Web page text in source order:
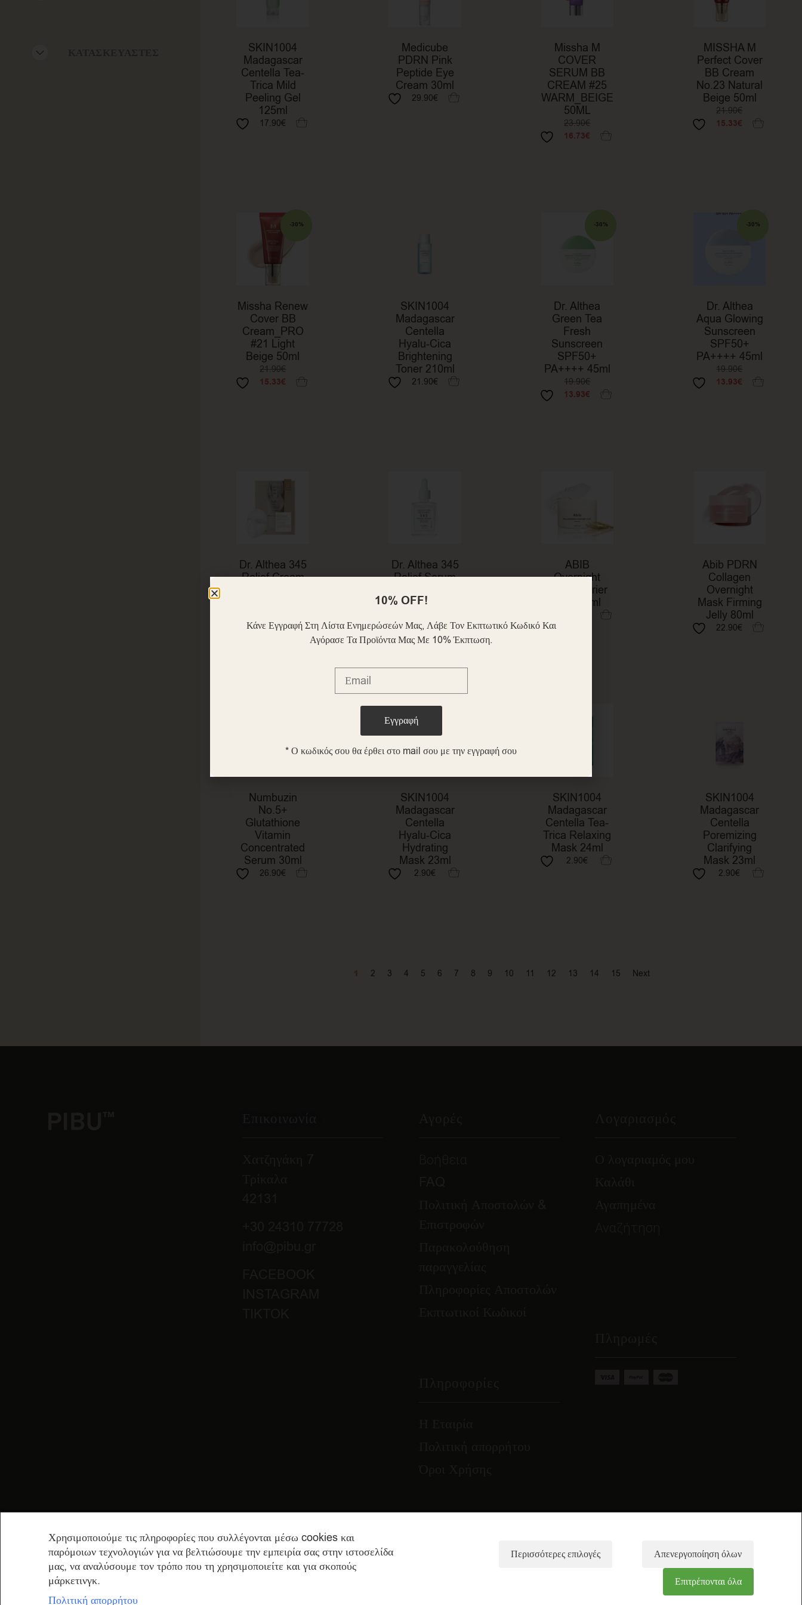
SKIN1004
Madagascar
Centella Tea-
Trica Mild
Peeling Gel
125ml
17.90€
Medicube
PDRN Pink
Peptide Eye
Cream 30ml
29.90€
Missha M
COVER
SERUM BB
CREAM #25
WARM_BEIGE
50ML
23.90€
16.73€
MISSHA M
Perfect Cover
BB Cream
No.23 Natural
Beige 50ml
21.90€
15.33€
SALE
-30%
Missha Renew
Cover BB
Cream_PRO
#21 Light
Beige 50ml
21.90€
15.33€
SKIN1004
Madagascar
Centella
Hyalu-Cica
Brightening
Toner 210ml
21.90€
SALE
-30%
Dr. Althea
Green Tea
Fresh
Sunscreen
SPF50+
PA++++ 45ml
19.90€
13.93€
SALE
-30%
Dr. Althea
Aqua Glowing
Sunscreen
SPF50+
PA++++ 45ml
19.90€
13.93€
Dr. Althea 345
Relief Cream
Dr. Althea 345
Relief Serum
21.90
ABIB
Overnight
Mask Barrier
Jelly 80ml
Abib PDRN
Collagen
Overnight
Mask Firming
Jelly 80ml
22.90€
Numbuzin
No.5+
Glutathione
Vitamin
Concentrated
Serum 30ml
26.90€
SKIN1004
Madagascar
Centella
Hyalu-Cica
Hydrating
Mask 23ml
2.90€
SKIN1004
Madagascar
Centella Tea-
Trica Relaxing
Mask 24ml
2.90€
SKIN1004
Madagascar
Centella
Poremizing
Clarifying
Mask 23ml
2.90€
2 3 4 5 6 7 8 9 10 11 12 13 14 15 Next
Χρησιμοποιούμε τις πληροφορίες που συλλέγονται μέσω cookies και
παρόμοιων τεχνολογιών για να βελτιώσουμε την εμπειρία σας στην ιστοσελίδα
μας, να αναλύσουμε τον τρόπο που τη χρησιμοποιείτε και για σκοπούς
μάρκετινγκ.
Πολιτική απορρήτου
Περισσότερες επιλογές Απενεργοποίηση όλων
Επιτρέπονται όλα
10% OFF!
Κάνε Εγγραφή Στη Λίστα Ενημερώσεών Μας, Λάβε Τον Εκπτωτικό Κωδικό Και
Αγόρασε Τα Προϊόντα Μας Με 10% Έκπτωση.
* Ο κωδικός σου θα έρθει στο mail σου με την εγγραφή σου